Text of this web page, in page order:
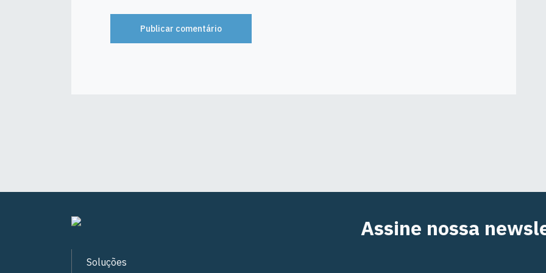
Soluções
Assine nossa